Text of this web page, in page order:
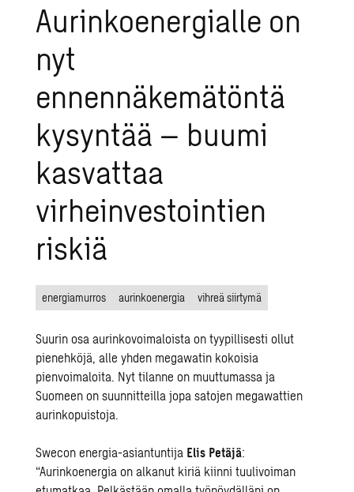
Aurinkoenergialle on
nyt
ennennäkemätöntä
kysyntää – buumi
kasvattaa
virheinvestointien
riskiä
energiamurros aurinkoenergia vihreä siirtymä
Suurin osa aurinkovoimaloista on tyypillisesti ollut
pienehköjä, alle yhden megawatin kokoisia
pienvoimaloita. Nyt tilanne on muuttumassa ja
Suomeen on suunnitteilla jopa satojen megawattien
aurinkopuistoja.
Swecon energia-asiantuntija Elis Petäjä:
“Aurinkoenergia on alkanut kiriä kiinni tuulivoiman